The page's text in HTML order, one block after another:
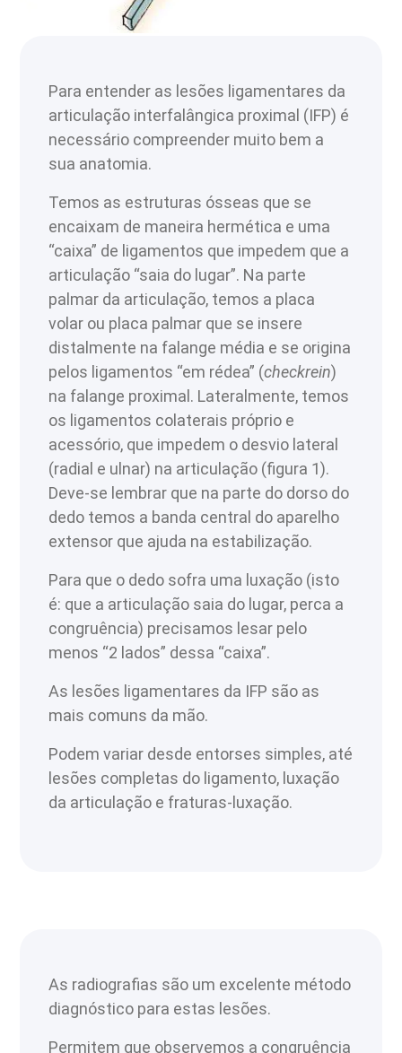
Para entender as lesões ligamentares da
articulação interfalângica proximal (IFP) é
necessário compreender muito bem a
sua anatomia.
Temos as estruturas ósseas que se
encaixam de maneira hermética e uma
“caixa” de ligamentos que impedem que a
articulação “saia do lugar”. Na parte
palmar da articulação, temos a placa
volar ou placa palmar que se insere
distalmente na falange média e se origina
pelos ligamentos “em rédea” (checkrein)
na falange proximal. Lateralmente, temos
os ligamentos colaterais próprio e
acessório, que impedem o desvio lateral
(radial e ulnar) na articulação (figura 1).
Deve-se lembrar que na parte do dorso do
dedo temos a banda central do aparelho
extensor que ajuda na estabilização.
Para que o dedo sofra uma luxação (isto
é: que a articulação saia do lugar, perca a
congruência) precisamos lesar pelo
menos “2 lados” dessa “caixa”.
As lesões ligamentares da IFP são as
mais comuns da mão.
Podem variar desde entorses simples, até
lesões completas do ligamento, luxação
da articulação e fraturas-luxação.
As radiografias são um excelente método
diagnóstico para estas lesões.
Permitem que observemos a congruência